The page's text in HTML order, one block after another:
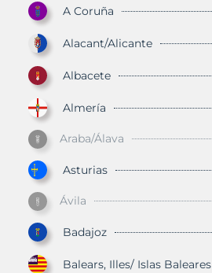
A Coruña
Alacant/Alicante
Albacete
Almería
Araba/Álava
Asturias
Ávila
Badajoz
Balears, Illes/ Islas Baleares